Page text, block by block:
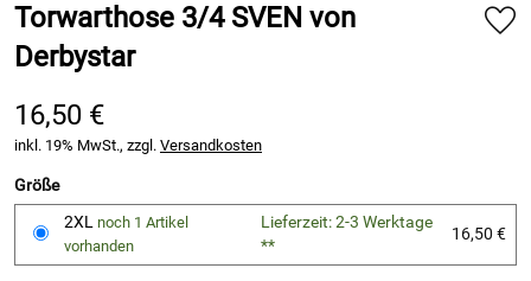
Torwarthose 3/4 SVEN von
Derbystar
16,50 €
inkl. 19% MwSt., zzgl. Versandkosten
Größe
2XL noch 1 Artikel
vorhanden
Lieferzeit: 2-3 Werktage
**
16,50 €